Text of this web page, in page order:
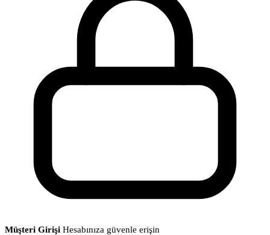
Müşteri Girişi Hesabınıza güvenle erişin